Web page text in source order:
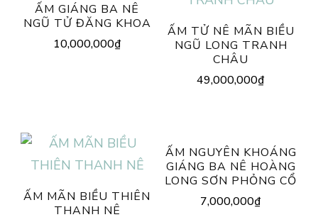
ẤM GIÁNG BA NÊ
NGŨ TỬ ĐĂNG KHOA
10,000,000₫
ẤM TỬ NÊ MÃN BIỀU
NGŨ LONG TRANH
CHÂU
49,000,000₫
ẤM MÃN BIỀU THIÊN
THANH NÊ
ẤM NGUYÊN KHOÁNG
GIÁNG BA NÊ HOÀNG
LONG SƠN PHỎNG CỔ
7,000,000₫